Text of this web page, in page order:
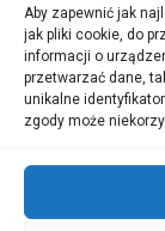
Aby zapewnić jak
jak pliki cookie, do
informacji o
przetwarzać dane,
unikalne
zgody może